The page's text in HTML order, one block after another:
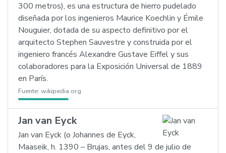
300 metros), es una estructura de hierro pudelado
diseñada por los ingenieros Maurice Koechlin y Émile
Nouguier, dotada de su aspecto definitivo por el
arquitecto Stephen Sauvestre y construida por el
ingeniero francés Alexandre Gustave Eiffel y sus
colaboradores para la Exposición Universal de 1889
en París.
Fuente: wikipedia.org
Jan van Eyck
Jan van Eyck (o Johannes de Eyck,
Maaseik, h. 1390 – Brujas, antes del 9 de julio de